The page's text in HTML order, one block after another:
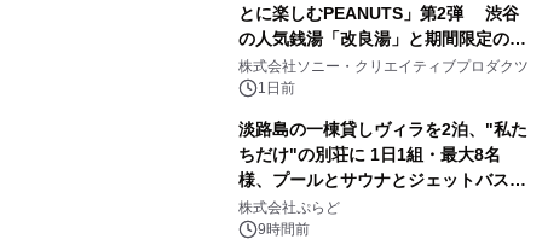
とに楽しむPEANUTS」第2弾 渋谷
の人気銭湯「改良湯」と期間限定のコ
ラボレーション サウナイキタイコラ
ボグッズも発売決定！
株式会社ソニー・クリエイティブプロダクツ
1日前
淡路島の一棟貸しヴィラを2泊、"私た
ちだけ"の別荘に 1日1組・最大8名
様、プールとサウナとジェットバス付
きで Villa Mon Temps AWAJIの連泊
素泊りプラン
株式会社ぷらど
9時間前